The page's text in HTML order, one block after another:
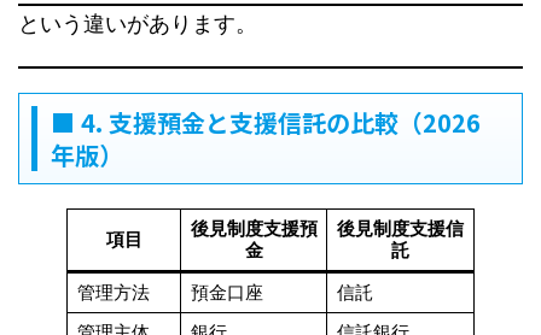
という違いがあります。
■ 4. 支援預金と支援信託の比較（2026
年版）
項目
後見制度支援預
金
後見制度支援信
託
管理方法
預金口座
信託